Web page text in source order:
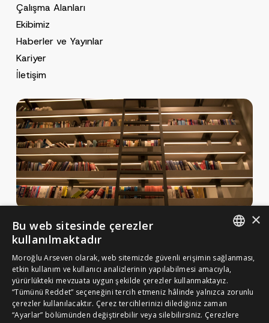
Çalışma Alanları
Ekibimiz
Haberler ve Yayınlar
Kariyer
İletişim
Haberler ve Yayınlar
MA Gazette
Kariyer
TURKISH
×
Bu web sitesinde çerezler
kullanılmaktadır
Moroğlu Arseven olarak, web sitemizde güvenli erişimin sağlanması,
etkin kullanım ve kullanıcı analizlerinin yapılabilmesi amacıyla,
yürürlükteki mevzuata uygun şekilde çerezler kullanmaktayız.
“Tümünü Reddet” seçeneğini tercih etmeniz hâlinde yalnızca zorunlu
çerezler kullanılacaktır. Çerez tercihlerinizi dilediğiniz zaman
“Ayarlar” bölümünden değiştirebilir veya silebilirsiniz. Çerezlere